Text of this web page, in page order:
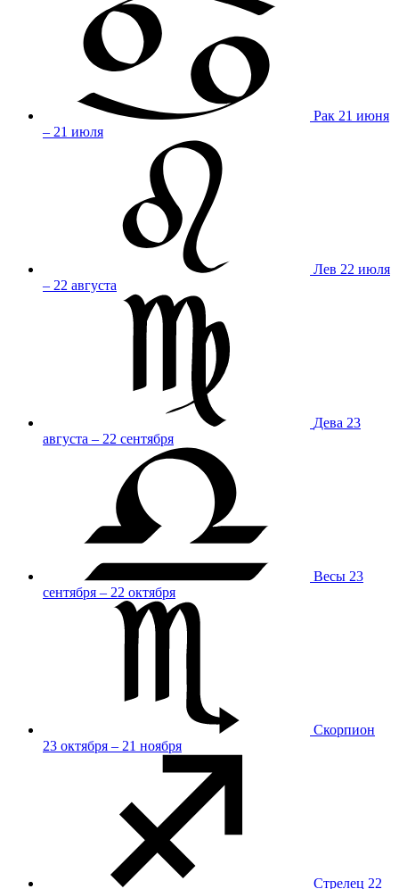
Рак 21 июня
– 21 июля
Лев 22 июля
– 22 августа
Дева 23
августа – 22 сентября
Весы 23
сентября – 22 октября
Скорпион
23 октября – 21 ноября
Стрелец 22